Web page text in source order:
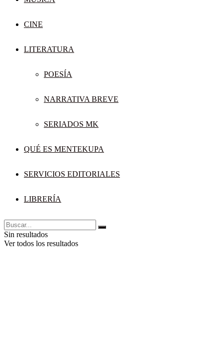
CINE
LITERATURA
POESÍA
NARRATIVA BREVE
SERIADOS MK
QUÉ ES MENTEKUPA
SERVICIOS EDITORIALES
LIBRERÍA
Sin resultados
Ver todos los resultados